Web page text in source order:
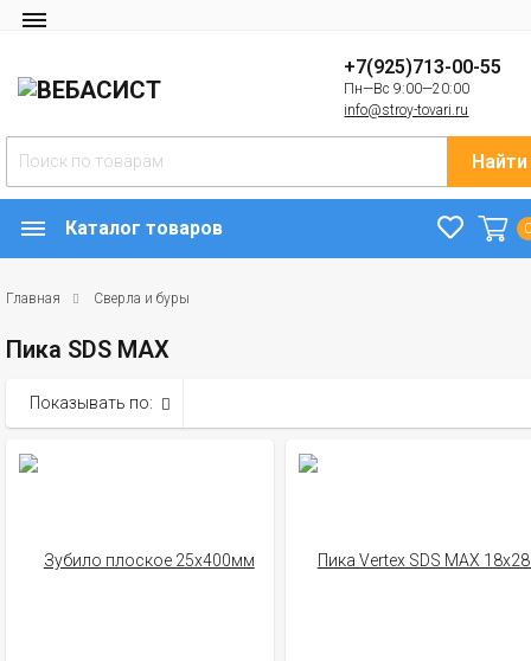
+7(925)713-00-55
Пн—Вс 9:00—20:00
info@stroy-tovari.ru
Найти
Каталог товаров
Главная Сверла и буры
Пика SDS MAX
Показывать по: